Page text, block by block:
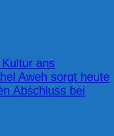
ans
Aweh sorgt heute
Abschluss bei